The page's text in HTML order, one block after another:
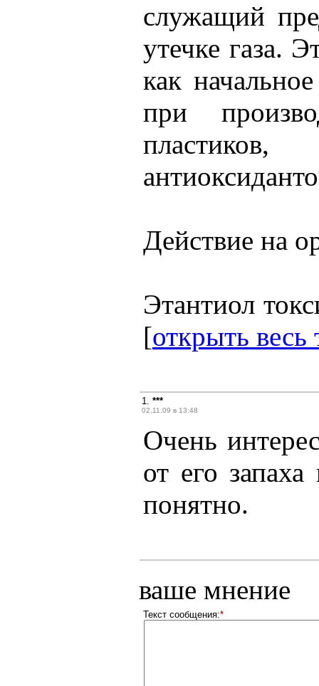
служащий
утечке газа.
как
при
Действие на
Этантиол
[открыть весь
1. ***
02.11.09 в 13:48
Очень
от его
понятно.
ваше мнение
Текст сообщения:*